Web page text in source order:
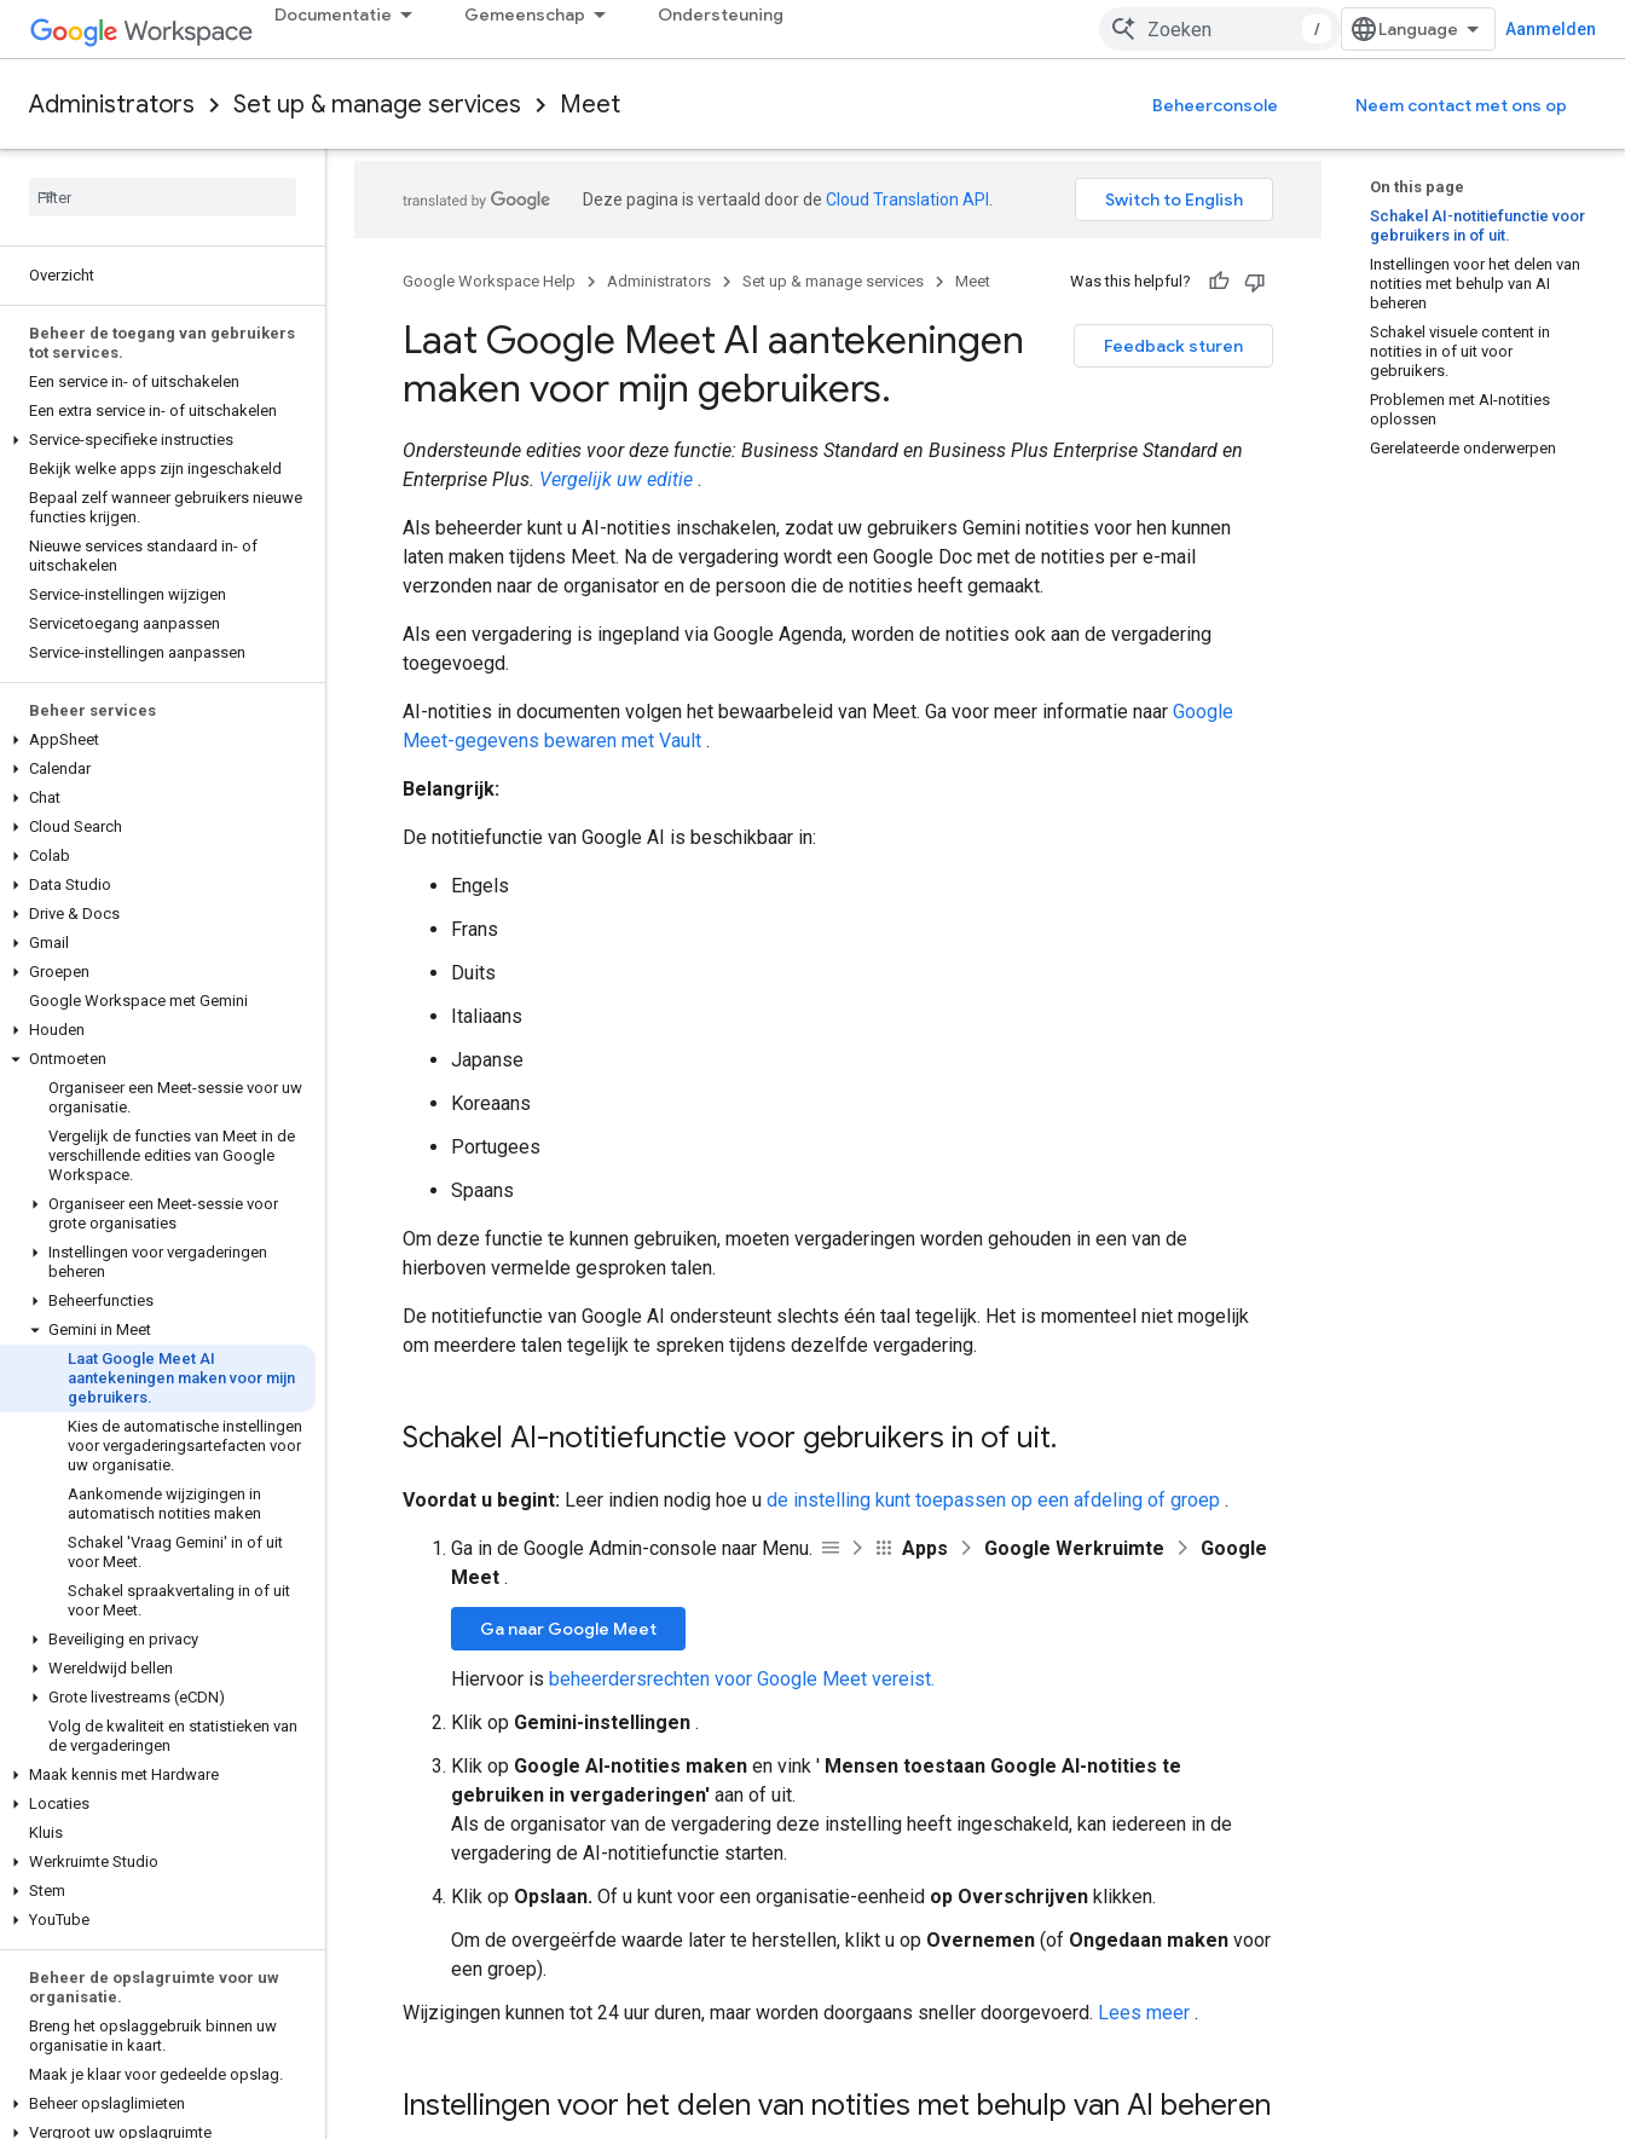
Documentatie Gemeenschap Ondersteuning
/ Aanmelden
Administrators Set up & manage services Meet Beheerconsole Neem contact met ons op
Overzicht
Beheer de toegang van gebruikers
tot services.
Een service in- of uitschakelen
Een extra service in- of uitschakelen
Service-specifieke instructies
Bekijk welke apps zijn ingeschakeld
Bepaal zelf wanneer gebruikers nieuwe
functies krijgen.
Nieuwe services standaard in- of
uitschakelen
Service-instellingen wijzigen
Servicetoegang aanpassen
Service-instellingen aanpassen
Beheer services
AppSheet
Calendar
Chat
Cloud Search
Colab
Data Studio
Drive & Docs
Gmail
Groepen
Google Workspace met Gemini
Houden
Ontmoeten
Organiseer een Meet-sessie voor uw
organisatie.
Vergelijk de functies van Meet in de
verschillende edities van Google
Workspace.
Organiseer een Meet-sessie voor
grote organisaties
Instellingen voor vergaderingen
beheren
Beheerfuncties
Gemini in Meet
Laat Google Meet AI
aantekeningen maken voor mijn
gebruikers.
Kies de automatische instellingen
voor vergaderingsartefacten voor
uw organisatie.
Aankomende wijzigingen in
automatisch notities maken
Schakel 'Vraag Gemini' in of uit
voor Meet.
Schakel spraakvertaling in of uit
voor Meet.
Beveiliging en privacy
Wereldwijd bellen
Grote livestreams (eCDN)
Volg de kwaliteit en statistieken van
de vergaderingen
Maak kennis met Hardware
Locaties
Kluis
Werkruimte Studio
Stem
YouTube
Beheer de opslagruimte voor uw
organisatie.
Breng het opslaggebruik binnen uw
organisatie in kaart.
Maak je klaar voor gedeelde opslag.
Beheer opslaglimieten
Vergroot uw opslagruimte
On this page
Schakel AI-notitiefunctie voor
gebruikers in of uit.
Instellingen voor het delen van
notities met behulp van AI
beheren
Schakel visuele content in
notities in of uit voor
gebruikers.
Problemen met AI-notities
oplossen
Gerelateerde onderwerpen
Deze pagina is vertaald door de Cloud Translation API
Google Workspace Help Administrators Set up & manage services Meet Was this helpful?
Feedback sturen
Laat Google Meet AI aantekeningen
maken voor mijn gebruikers.
Ondersteunde edities voor deze functie: Business Standard en Business Plus Enterprise Standard en
Enterprise Plus. Vergelijk uw editie .
Als beheerder kunt u AI-notities inschakelen, zodat uw gebruikers Gemini notities voor hen kunnen
laten maken tijdens Meet. Na de vergadering wordt een Google Doc met de notities per e-mail
verzonden naar de organisator en de persoon die de notities heeft gemaakt.
Als een vergadering is ingepland via Google Agenda, worden de notities ook aan de vergadering
toegevoegd.
AI-notities in documenten volgen het bewaarbeleid van Meet. Ga voor meer informatie naar Google
Meet-gegevens bewaren met Vault .
Belangrijk:
De notitiefunctie van Google AI is beschikbaar in:
Engels
Frans
Duits
Italiaans
Japanse
Koreaans
Portugees
Spaans
Om deze functie te kunnen gebruiken, moeten vergaderingen worden gehouden in een van de
hierboven vermelde gesproken talen.
De notitiefunctie van Google AI ondersteunt slechts één taal tegelijk. Het is momenteel niet mogelijk
om meerdere talen tegelijk te spreken tijdens dezelfde vergadering.
Schakel AI-notitiefunctie voor gebruikers in of uit.
Voordat u begint: Leer indien nodig hoe u de instelling kunt toepassen op een afdeling of groep .
Ga in de Google Admin-console naar Menu. Apps Google Werkruimte
Google
Meet .
Ga naar Google Meet
Hiervoor is beheerdersrechten voor Google Meet vereist.
Klik op Gemini-instellingen .
Klik op Google AI-notities maken en vink ' Mensen toestaan ​​Google AI-notities te
gebruiken in vergaderingen' aan of uit.
Als de organisator van de vergadering deze instelling heeft ingeschakeld, kan iedereen in de
vergadering de AI-notitiefunctie starten.
Klik op Opslaan. Of u kunt voor een organisatie-eenheid op Overschrijven klikken.
Om de overgeërfde waarde later te herstellen, klikt u op Overnemen (of Ongedaan maken voor
een groep).
Wijzigingen kunnen tot 24 uur duren, maar worden doorgaans sneller doorgevoerd. Lees meer .
Instellingen voor het delen van notities met behulp van AI beheren